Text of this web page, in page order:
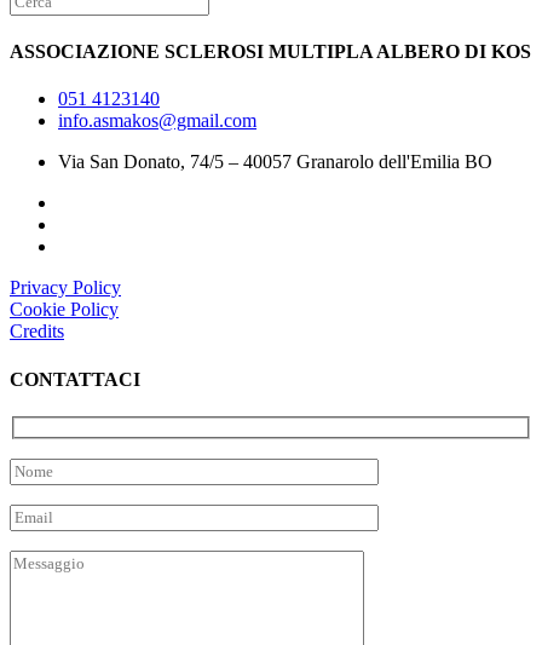
ASSOCIAZIONE SCLEROSI MULTIPLA ALBERO DI KOS
051 4123140
info.asmakos@gmail.com
Via San Donato, 74/5 – 40057 Granarolo dell'Emilia BO
Privacy Policy
Cookie Policy
Credits
CONTATTACI